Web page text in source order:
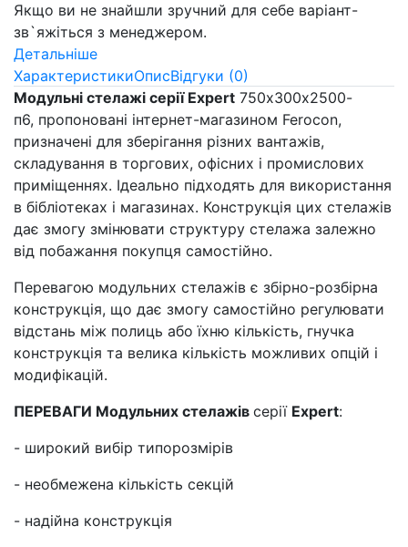
Якщо ви не знайшли зручний для себе варіант-
зв`яжіться з менеджером.
Детальніше
ХарактеристикиОписВідгуки (0)
Модульні стелажі серії Expert 750х300х2500-
п6, пропоновані інтернет-магазином Ferocon,
призначені для зберігання різних вантажів,
складування в торгових, офісних і промислових
приміщеннях. Ідеально підходять для використання
в бібліотеках і магазинах. Конструкція цих стелажів
дає змогу змінювати структуру стелажа залежно
від побажання покупця самостійно.
Перевагою модульних стелажів є збірно-розбірна
конструкція, що дає змогу самостійно регулювати
відстань між полиць або їхню кількість, гнучка
конструкція та велика кількість можливих опцій і
модифікацій.
ПЕРЕВАГИ Модульних стелажів серії Expert:
- широкий вибір типорозмірів
- необмежена кількість секцій
- надійна конструкція